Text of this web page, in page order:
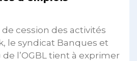
de cession des activités
le syndicat Banques et
de l’OGBL tient à exprimer